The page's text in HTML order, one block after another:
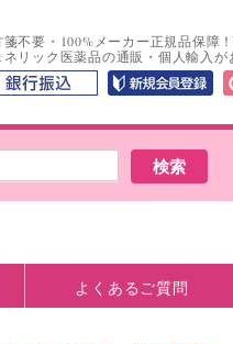
箋不要・100%メーカー正規品保障
ネリック医薬品の通販・個人輸入が
よくあるご質問